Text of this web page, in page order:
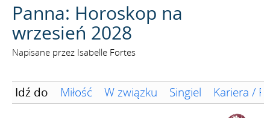
Panna: Horoskop na
wrzesień 2028
Napisane przez Isabelle Fortes
Idź do Miłość W związku Singiel Kariera /